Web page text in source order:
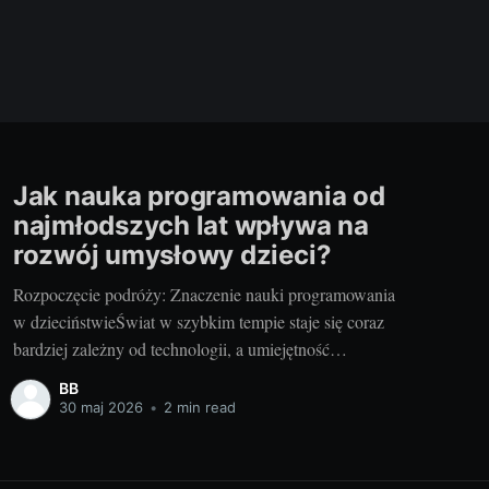
Jak nauka programowania od
najmłodszych lat wpływa na
rozwój umysłowy dzieci?
Rozpoczęcie podróży: Znaczenie nauki programowania
w dzieciństwieŚwiat w szybkim tempie staje się coraz
bardziej zależny od technologii, a umiejętność
programowania staje się nie tylko cenną umiejętnością,
ale i niezbędną umiejętnością do przetrwania i
BB
30 maj 2026 • 2 min read